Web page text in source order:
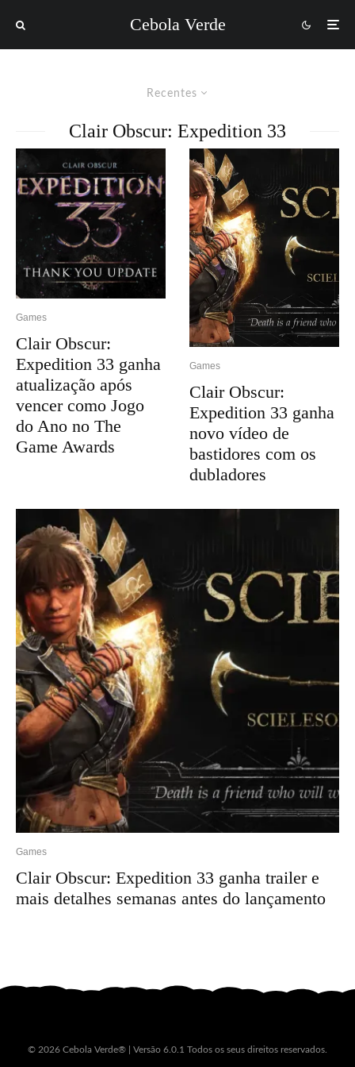
Cebola Verde
Recentes
Clair Obscur: Expedition 33
Games
Clair Obscur:
Expedition 33 ganha
atualização após
vencer como Jogo
do Ano no The
Game Awards
Games
Clair Obscur:
Expedition 33 ganha
novo vídeo de
bastidores com os
dubladores
Games
Clair Obscur: Expedition 33 ganha trailer e
mais detalhes semanas antes do lançamento
© 2026 Cebola Verde® | Versão 6.0.1 Todos os seus direitos reservados.